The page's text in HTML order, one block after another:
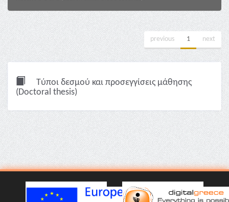
previous 1 next
Τύποι δεσμού και προσεγγίσεις μάθησης
(Doctoral thesis)